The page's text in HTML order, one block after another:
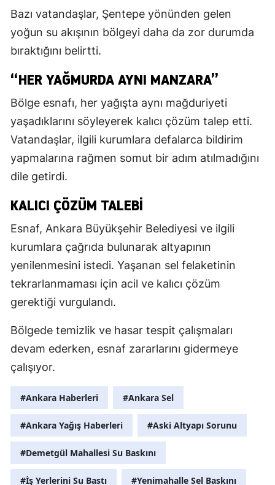
Bazı vatandaşlar, Şentepe yönünden gelen
yoğun su akışının bölgeyi daha da zor durumda
bıraktığını belirtti.
“HER YAĞMURDA AYNI MANZARA”
Bölge esnafı, her yağışta aynı mağduriyeti
yaşadıklarını söyleyerek kalıcı çözüm talep etti.
Vatandaşlar, ilgili kurumlara defalarca bildirim
yapmalarına rağmen somut bir adım atılmadığını
dile getirdi.
KALICI ÇÖZÜM TALEBI
Esnaf, Ankara Büyükşehir Belediyesi ve ilgili
kurumlara çağrıda bulunarak altyapının
yenilenmesini istedi. Yaşanan sel felaketinin
tekrarlanmaması için acil ve kalıcı çözüm
gerektiği vurgulandı.
Bölgede temizlik ve hasar tespit çalışmaları
devam ederken, esnaf zararlarını gidermeye
çalışıyor.
#Ankara Haberleri #Ankara Sel
#Ankara Yağış Haberleri #Aski Altyapı Sorunu
#Demetgül Mahallesi Su Baskını
#İş Yerlerini Su Bastı #Yenimahalle Sel Baskını